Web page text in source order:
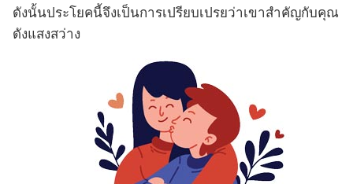
ดังนั้นประโยคนี้จึงเป็นการเปรียบเปรยว่าเขาสำคัญกับคุณ
ดังแสงสว่าง